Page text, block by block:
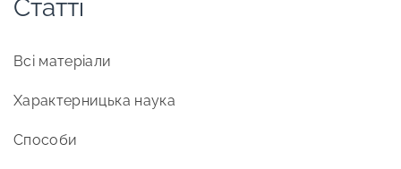
Статті
Всі матеріали
Характерницька наука
Способи